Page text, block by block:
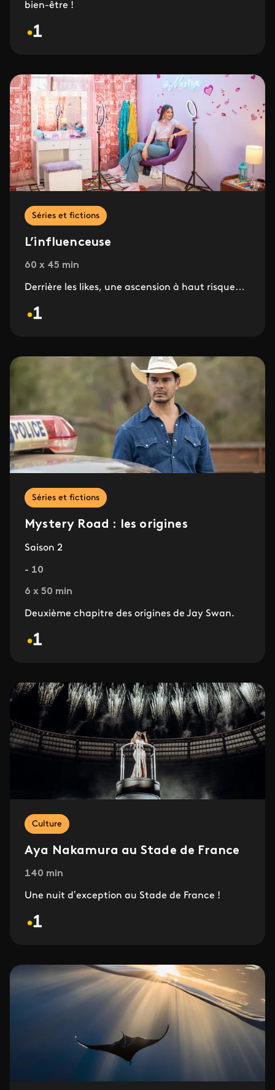
bien-être !
Séries et fictions
L’influenceuse
60 x 45 min
Derrière les likes, une ascension à haut risque…
Séries et fictions
Mystery Road : les origines
Saison 2
- 10
6 x 50 min
Deuxième chapitre des origines de Jay Swan.
Culture
Aya Nakamura au Stade de France
140 min
Une nuit d’exception au Stade de France !